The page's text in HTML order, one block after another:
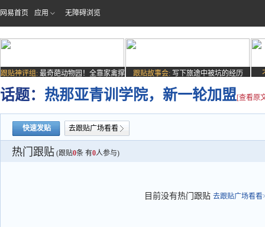
网易首页 应用 无障碍浏览
跟贴神评组: 最奇葩动物园！全靠家禽撑
场子
跟贴故事会: 写下旅途中被坑的经历
话题： 热那亚青训学院，新一轮加盟[查看原
快速发贴 去跟贴广场看看
热门跟贴 (跟贴0条 有0人参与)
目前没有热门跟贴 去跟贴广场看看